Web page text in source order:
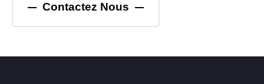
Contactez Nous